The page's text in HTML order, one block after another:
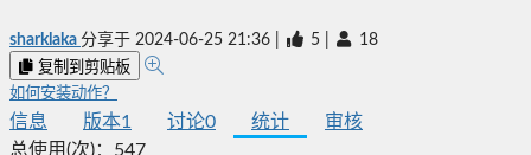
sharklaka 分享于 2024-06-25 21:36 5 18
复制到剪贴板
如何安装动作？
信息 版本1 讨论0 统计
审核
总使用(次)： 547